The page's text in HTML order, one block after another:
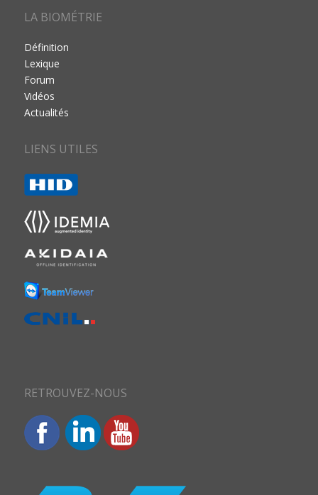
LA BIOMÉTRIE
Définition
Lexique
Forum
Vidéos
Actualités
LIENS UTILES
RETROUVEZ-NOUS